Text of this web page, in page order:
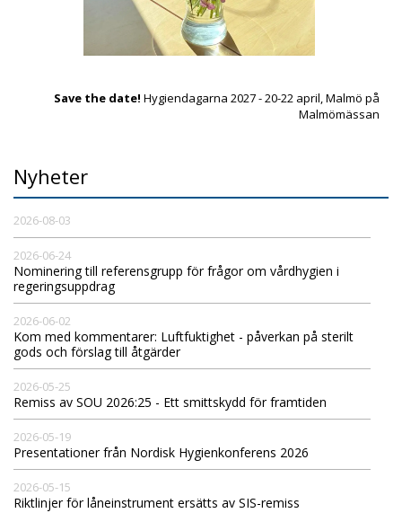
Save the date! Hygiendagarna 2027 - 20-22 april, Malmö på
Malmömässan
Nyheter
2026-08-03
2026-06-24
Nominering till referensgrupp för frågor om vårdhygien i
regeringsuppdrag
2026-06-02
Kom med kommentarer: Luftfuktighet - påverkan på sterilt
gods och förslag till åtgärder
2026-05-25
Remiss av SOU 2026:25 - Ett smittskydd för framtiden
2026-05-19
Presentationer från Nordisk Hygienkonferens 2026
2026-05-15
Riktlinjer för låneinstrument ersätts av SIS-remiss